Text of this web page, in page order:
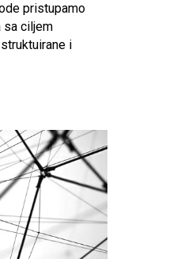
pristupamo
sa ciljem
i